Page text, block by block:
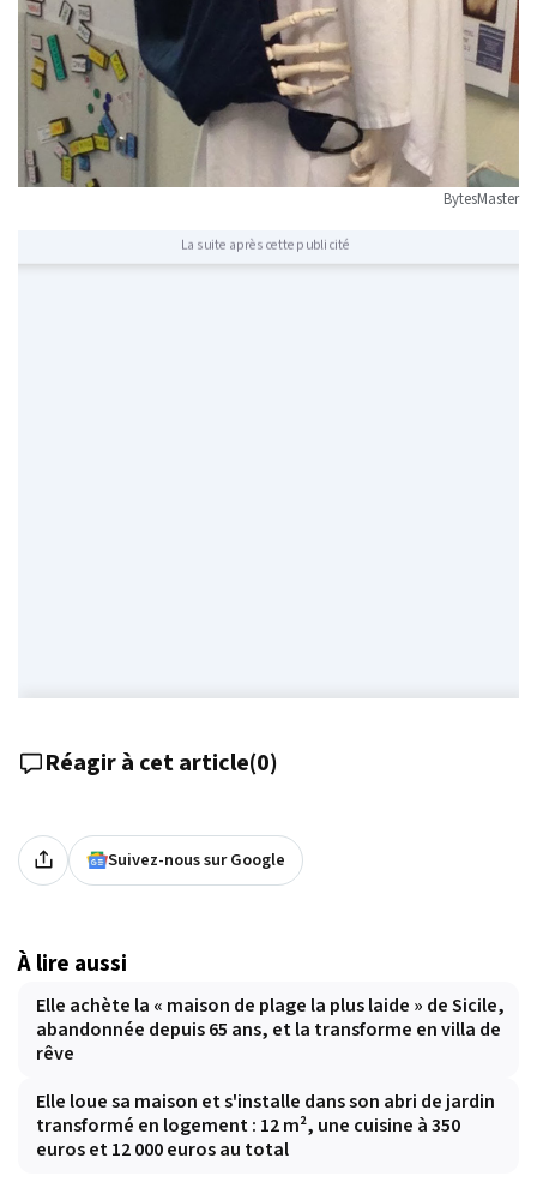
BytesMaster
La suite après cette publicité
Réagir à cet article(0)
Suivez-nous sur Google
À lire aussi
Elle achète la « maison de plage la plus laide » de Sicile,
abandonnée depuis 65 ans, et la transforme en villa de
rêve
Elle loue sa maison et s'installe dans son abri de jardin
transformé en logement : 12 m², une cuisine à 350
euros et 12 000 euros au total